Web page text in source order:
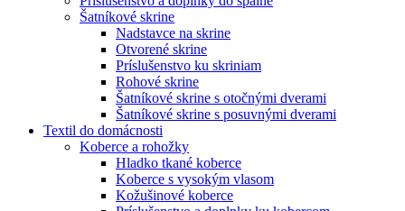
Šatníkové skrine
Nadstavce na skrine
Otvorené skrine
Príslušenstvo ku skriniam
Rohové skrine
Šatníkové skrine s otočnými dverami
Šatníkové skrine s posuvnými dverami
Textil do domácnosti
Koberce a rohožky
Hladko tkané koberce
Koberce s vysokým vlasom
Kožušinové koberce